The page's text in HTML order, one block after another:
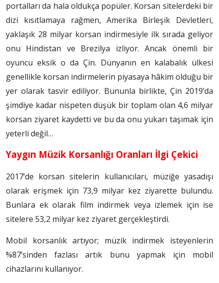
portalları da hala oldukça popüler. Korsan sitelerdeki bir
dizi kısıtlamaya rağmen, Amerika Birleşik Devletleri,
yaklaşık 28 milyar korsan indirmesiyle ilk sırada geliyor
onu Hindistan ve Brezilya izliyor. Ancak önemli bir
oyuncu eksik o da Çin. Dünyanın en kalabalık ülkesi
genellikle korsan indirmelerin piyasaya hâkim olduğu bir
yer olarak tasvir ediliyor. Bununla birlikte, Çin 2019’da
şimdiye kadar nispeten düşük bir toplam olan 4,6 milyar
korsan ziyaret kaydetti ve bu da onu yukarı taşımak için
yeterli değil…
Yaygın Müzik Korsanlığı Oranları İlgi Çekici
2017’de korsan sitelerin kullanıcıları, müziğe yasadışı
olarak erişmek için 73,9 milyar kez ziyarette bulundu.
Bunlara ek olarak film indirmek veya izlemek için ise
sitelere 53,2 milyar kez ziyaret gerçekleştirdi.
Mobil korsanlık artıyor; müzik indirmek isteyenlerin
%87’sinden fazlası artık bunu yapmak için mobil
cihazlarını kullanıyor.